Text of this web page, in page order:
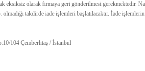
eksiksiz olarak firmaya geri gönderilmesi
takdirde iade işlemleri başlatılacaktır. İade
104 Çemberlitaş / İstanbul